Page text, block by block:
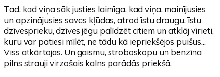
Tad, kad viņa sāk justies laimīga, kad viņa, mainījusies
un apzinājusies savas kļūdas, atrod īstu draugu, īstu
dzīvesprieku, dzīves jēgu palīdzēt citiem un atklāj vīrieti,
kuru var patiesi mīlēt, ne tādu kā iepriekšējos puišus...
Viss atkārtojas. Un gaismu, stroboskopu un benzīna
pilns strauji virzošais kalns parādās priekšā.